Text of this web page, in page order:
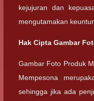
kejujuran dan
mengutamakan
Hak Cipta Gambar
Gambar Foto Produk
Mempesona
sehingga jika ada